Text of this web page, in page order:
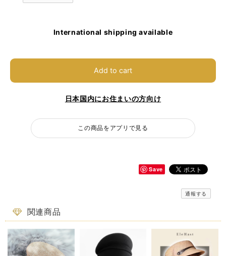
International shipping available
Add to cart
日本国内にお住まいの方向け
この商品をアプリで見る
Save
通報する
関連商品